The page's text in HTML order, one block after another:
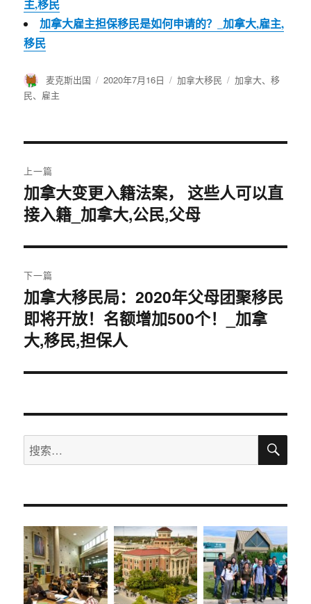
主,移民
加拿大雇主担保移民是如何申请的？_加拿大,雇主,
移民
作
者
麦克斯出国
发
2020年7月16日
分
加拿大移民
标
加拿大、移
民、 雇主
章
导
航
上一篇
上
篇
章：
加拿大变更入籍法案， 这些人可以直
接入籍_加拿大,公民,父母
下一篇
下
篇
文
加拿大移民局：2020年父母团聚移民
即将开放！名额增加500个！_加拿
大,移民,担保人
搜
索：
搜